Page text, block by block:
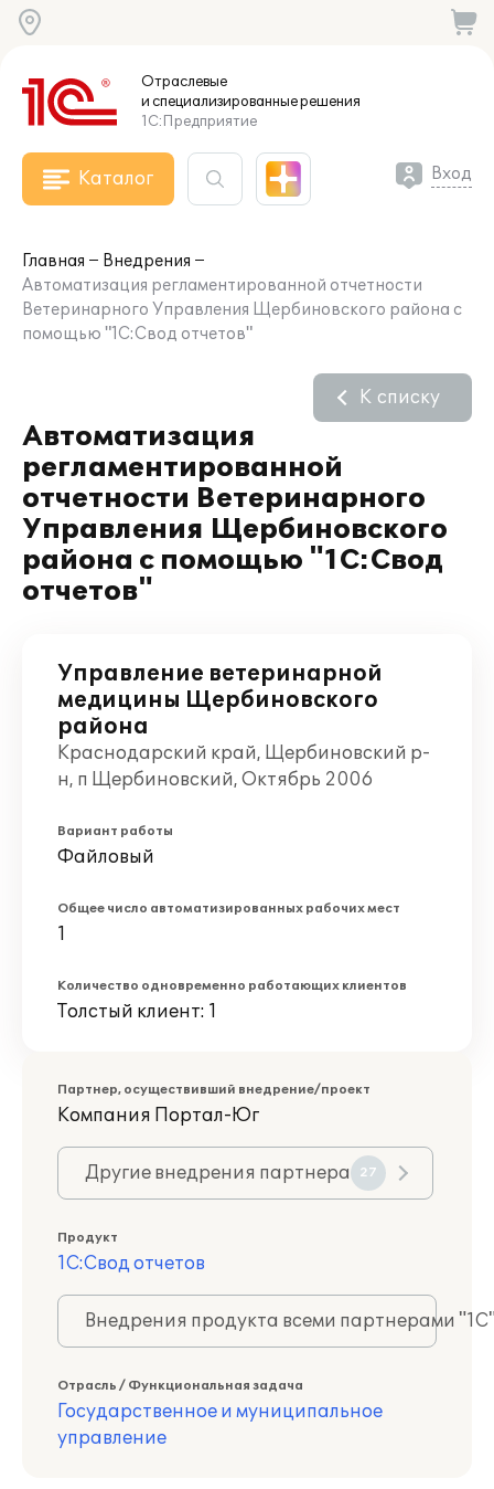
Отраслевые
и специализированныерешения
1С:Предприятие
Каталог Вход
Главная
Внедрения
Автоматизация регламентированной отчетности
Ветеринарного Управления Щербиновского района с
помощью "1С:Свод отчетов"
Автоматизация
регламентированной
отчетности Ветеринарного
Управления Щербиновского
района с помощью "1С:Свод
отчетов"
К списку
Управление ветеринарной
медицины Щербиновского
района
Краснодарский край, Щербиновский р-
н, п Щербиновский, Октябрь 2006
Вариант работы
Файловый
Общее число автоматизированных рабочих мест
1
Количество одновременно работающих клиентов
Толстый клиент: 1
Партнер, осуществивший внедрение/проект
Компания Портал-Юг
Другие внедрения партнера 27
Продукт
1С:Свод отчетов
Внедрения продукта всеми партнерами
Отрасль / Функциональная задача
Государственное и муниципальное
управление